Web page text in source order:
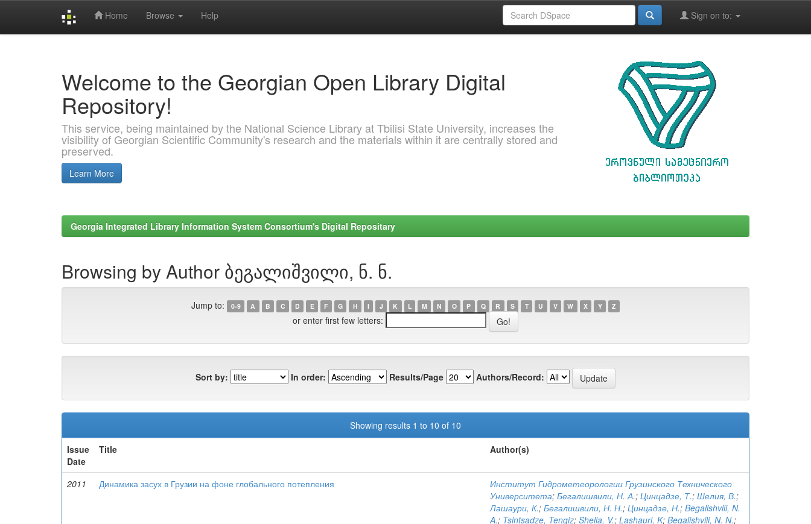
Home Browse Help Sign on to:
Welcome to the Georgian Open Library Digital
Repository!
This service, being maintained by the National Science Library at Tbilisi State University, increases the
visibility of Georgian Scientific Community's research and the materials within it are centrally stored and
preserved.
Learn More
Georgia Integrated Library Information System Consortium's Digital Repositary
Browsing by Author ბეგალიშვილი, ნ. ნ.
Jump to: 0-9 A B C D E F G H I J K L M N O P Q R S T U V W X Y Z
or enter first few letters:
Sort by: In order: Results/Page Authors/Record:
Showing results 1 to 10 of 10
Issue
Date
Title Author(s)
2011 Динамика засух в Грузии на фоне глобального потепления
Институт Гидрометеорологии Грузинского Технического
Университета; Бегалишвили, Н. А.; Цинцадзе, Т.; Шелия, В.;
Лашаури, К.; Бегалишвили, Н. Н.; Цинцадзе, Н.; Begalishvili, N.
A.; Tsintsadze, Tengiz; Shelia, V.; Lashauri, K; Begalishvili, N. N.;